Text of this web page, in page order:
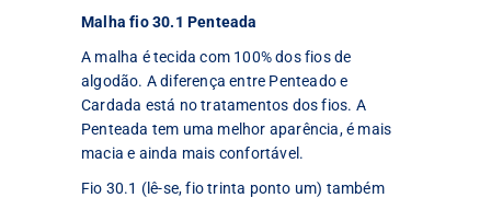
Malha fio 30.1 Penteada
A malha é tecida com 100% dos fios de
algodão. A diferença entre Penteado e
Cardada está no tratamentos dos fios. A
Penteada tem uma melhor aparência, é mais
macia e ainda mais confortável.
Fio 30.1 (lê-se, fio trinta ponto um) também